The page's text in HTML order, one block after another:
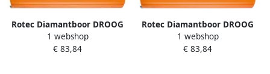
Rotec Diamantboor DROOG
32x150mm M16 7750322
1 webshop
€ 83,84
Rotec Diamantboor DROOG
35x150mm M16 7750352
1 webshop
€ 83,84